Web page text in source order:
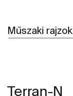
Műszaki rajzok
Terran-N